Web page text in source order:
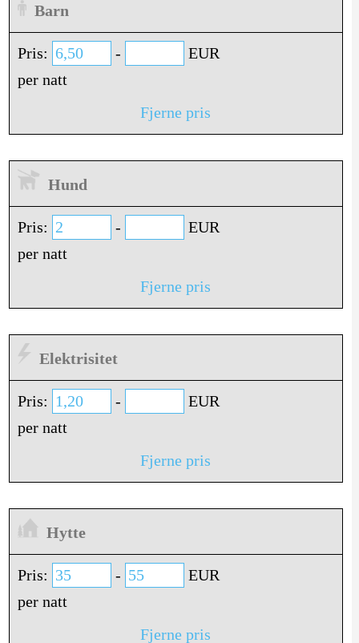
Barn
Pris: -
EUR
per natt
Fjerne pris
Hund
Pris: -
EUR
per natt
Fjerne pris
Elektrisitet
Pris: -
EUR
per natt
Fjerne pris
Hytte
Pris: -
EUR
per natt
Fjerne pris